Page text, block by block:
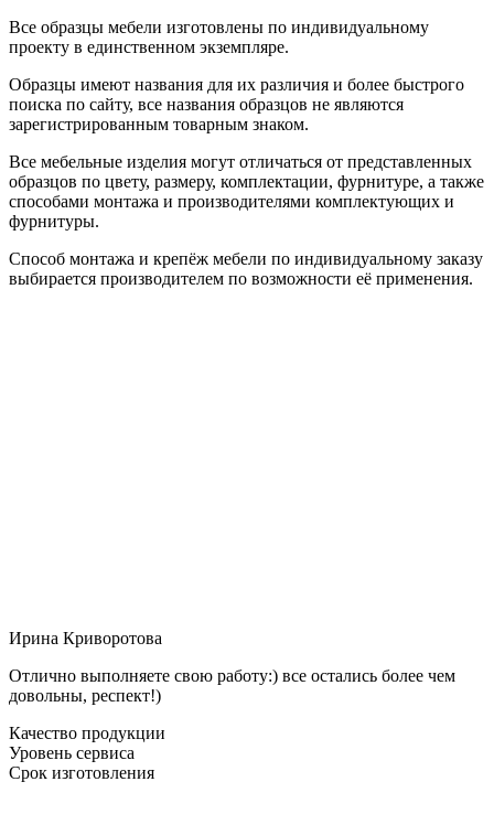
Все образцы мебели изготовлены по индивидуальному
проекту в единственном экземпляре.
Образцы имеют названия для их различия и более быстрого
поиска по сайту, все названия образцов не являются
зарегистрированным товарным знаком.
Все мебельные изделия могут отличаться от представленных
образцов по цвету, размеру, комплектации, фурнитуре, а также
способами монтажа и производителями комплектующих и
фурнитуры.
Способ монтажа и крепёж мебели по индивидуальному заказу
выбирается производителем по возможности её применения.
Ирина Криворотова
Отлично выполняете свою работу:) все остались более чем
довольны, респект!)
Качество продукции
Уровень сервиса
Срок изготовления